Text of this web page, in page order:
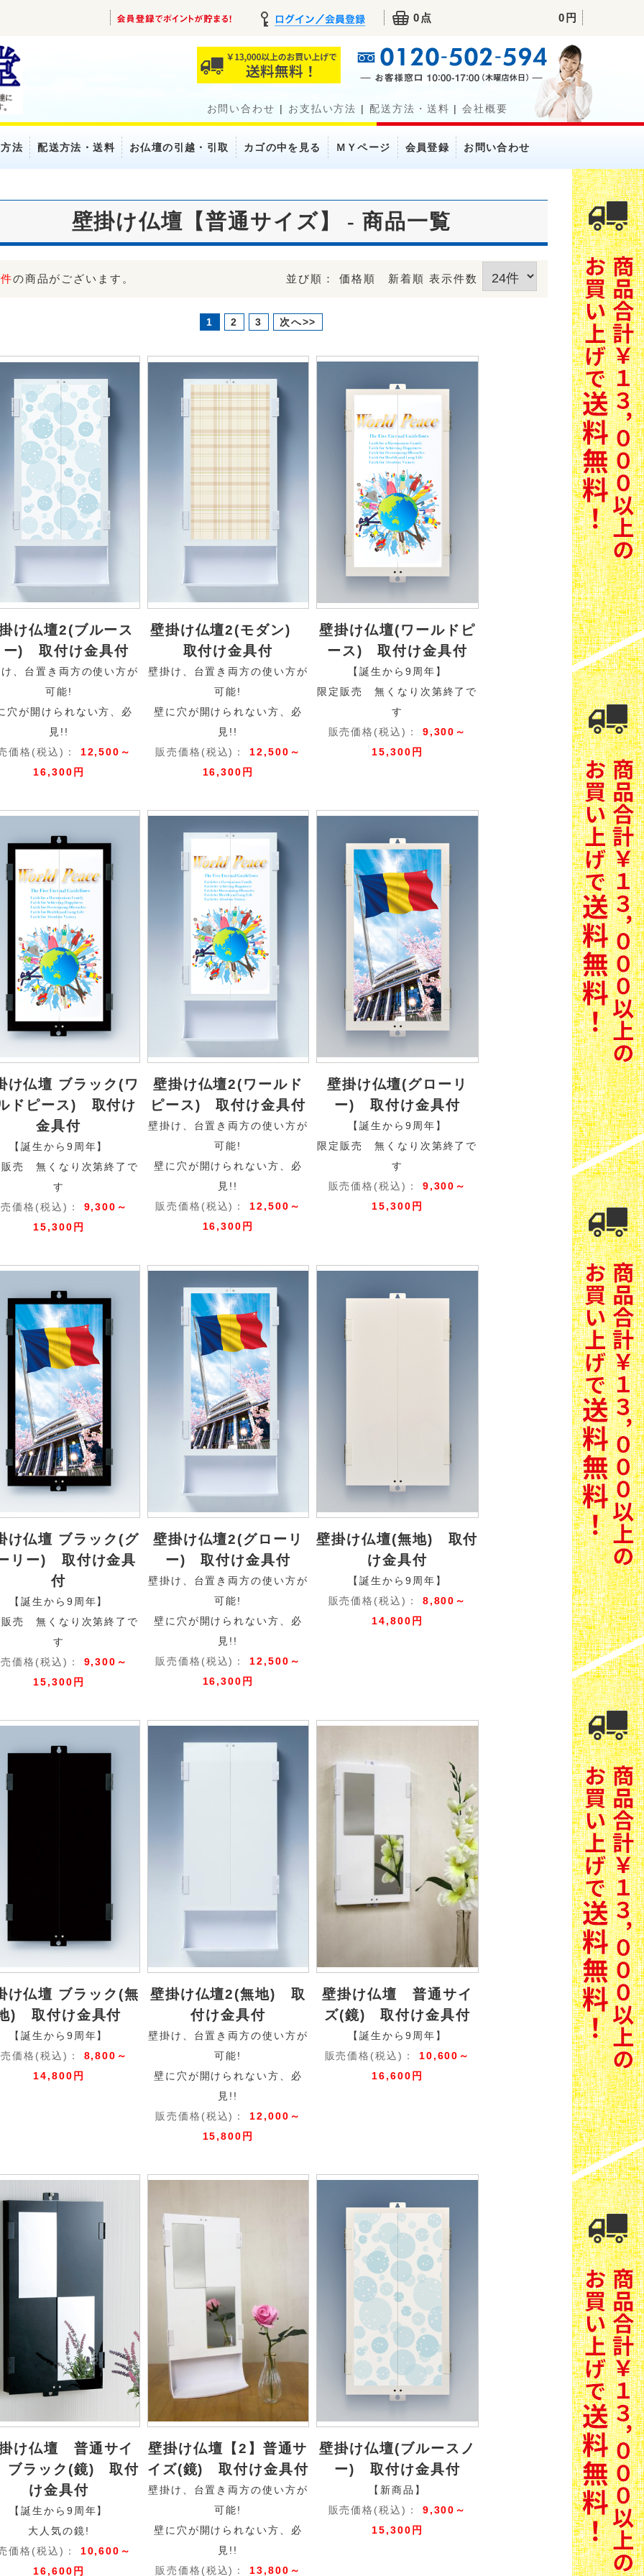
0点 0円
お問い合わせ | お支払い方法 |配送方法・送料 |会社概要
法 配送方法・送料 お仏壇の引越・引取 カゴの中を見る ＭＹページ 会員登録 お問い合わせ
壁掛け仏壇【普通サイズ】 - 商品一覧
の商品がございます。 並び順： 価格順 新着順 表示件数
1 2 3 次へ>>
け仏壇2(ブルース
ー) 取付け金具付
、台置き両方の使い方が
可能!
穴が開けられない方、必
見!!
価格(税込)： 12,500～
16,300円
壁掛け仏壇2(モダン)
取付け金具付
壁掛け、台置き両方の使い方が
可能!
壁に穴が開けられない方、必
見!!
販売価格(税込)： 12,500～
16,300円
壁掛け仏壇(ワールドピ
ース) 取付け金具付
【誕生から9周年】
限定販売 無くなり次第終了で
す
販売価格(税込)： 9,300～
15,300円
け仏壇 ブラック(ワ
ドピース) 取付け
金具付
【誕生から9周年】
販売 無くなり次第終了で
す
価格(税込)： 9,300～
15,300円
壁掛け仏壇2(ワールド
ピース) 取付け金具付
壁掛け、台置き両方の使い方が
可能!
壁に穴が開けられない方、必
見!!
販売価格(税込)： 12,500～
16,300円
壁掛け仏壇(グローリ
ー) 取付け金具付
【誕生から9周年】
限定販売 無くなり次第終了で
す
販売価格(税込)： 9,300～
15,300円
け仏壇 ブラック(グ
リー) 取付け金具
付
【誕生から9周年】
販売 無くなり次第終了で
す
価格(税込)： 9,300～
15,300円
壁掛け仏壇2(グローリ
ー) 取付け金具付
壁掛け、台置き両方の使い方が
可能!
壁に穴が開けられない方、必
見!!
販売価格(税込)： 12,500～
16,300円
壁掛け仏壇(無地) 取付
け金具付
【誕生から9周年】
販売価格(税込)： 8,800～
14,800円
け仏壇 ブラック(無
) 取付け金具付
【誕生から9周年】
価格(税込)： 8,800～
14,800円
壁掛け仏壇2(無地) 取
付け金具付
壁掛け、台置き両方の使い方が
可能!
壁に穴が開けられない方、必
見!!
販売価格(税込)： 12,000～
15,800円
壁掛け仏壇 普通サイ
ズ(鏡) 取付け金具付
【誕生から9周年】
販売価格(税込)： 10,600～
16,600円
け仏壇 普通サイ
ラック(鏡) 取付
け金具付
【誕生から9周年】
大人気の鏡!
価格(税込)： 10,600～
16,600円
壁掛け仏壇【2】普通サ
イズ(鏡) 取付け金具付
壁掛け、台置き両方の使い方が
可能!
壁に穴が開けられない方、必
見!!
販売価格(税込)： 13,800～
壁掛け仏壇(ブルースノ
ー) 取付け金具付
【新商品】
販売価格(税込)： 9,300～
15,300円